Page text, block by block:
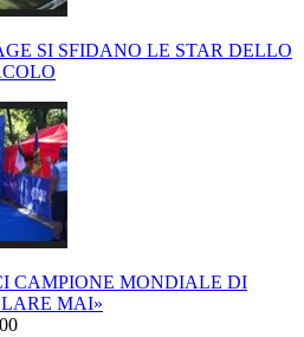
SI SFIDANO LE STAR DELLO
CAMPIONE MONDIALE DI
MAI»